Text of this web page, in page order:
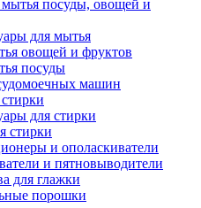
мытья посуды, овощей и
для мытья
овощей и фруктов
посуды
машин
для стирки
стирки
и ополаскиватели
и пятновыводители
для глажки
порошки